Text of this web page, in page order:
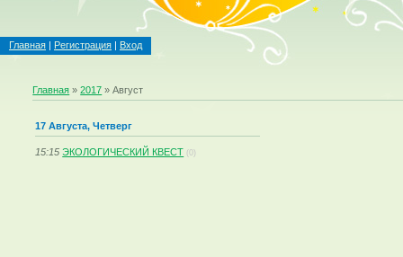
Главная | Регистрация | Вход
Главная »2017 » Август
17 Августа, Четверг
15:15 ЭКОЛОГИЧЕСКИЙ КВЕСТ (0)